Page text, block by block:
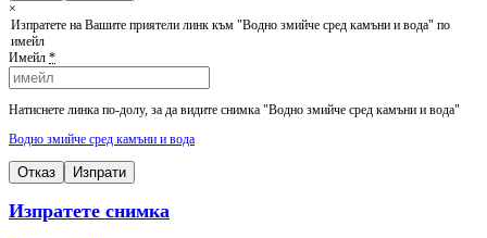
×
Изпратете на Вашите приятели линк към "Водно змийче сред камъни и вода" по
имейл
Имейл *
Натиснете линка по-долу, за да видите снимка "Водно змийче сред камъни и вода"
Водно змийче сред камъни и вода
Отказ Изпрати
Изпратете снимка